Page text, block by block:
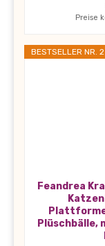
Preise
BESTSELLER NR. 2
Feandrea
Plüschbälle,